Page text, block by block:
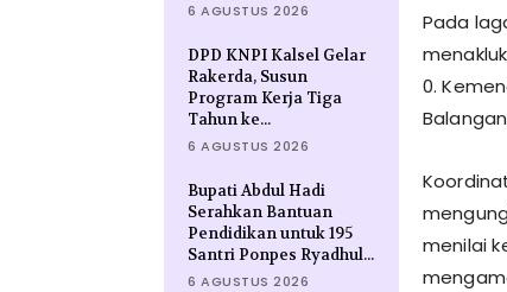
6 AGUSTUS 2026
DPD KNPI Kalsel Gelar
Rakerda, Susun
Program Kerja Tiga
Tahun ke...
6 AGUSTUS 2026
Bupati Abdul Hadi
Serahkan Bantuan
Pendidikan untuk 195
Santri Ponpes Ryadhul...
6 AGUSTUS 2026
Pada
0.
menilai